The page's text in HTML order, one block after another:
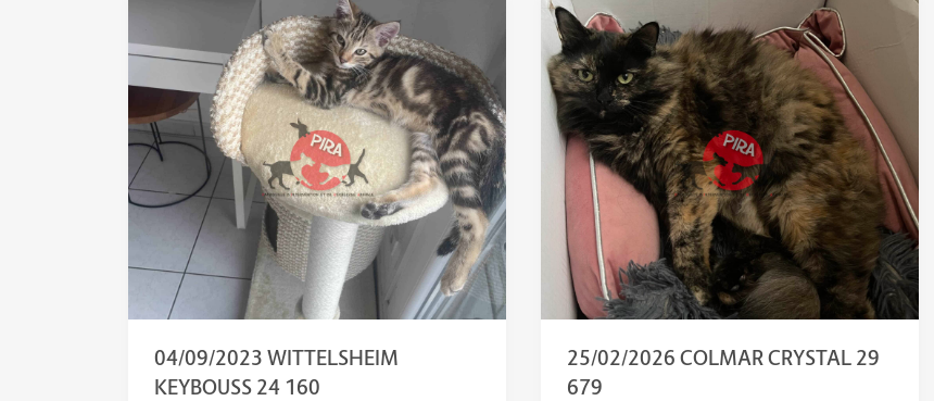
04/09/2023 WITTELSHEIM
KEYBOUSS 24 160
25/02/2026 COLMAR CRYSTAL 29
679